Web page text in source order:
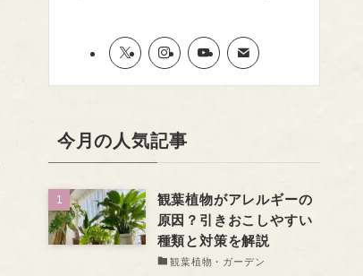
今月の人気記事
観葉植物がアレルギーの
原因？引きおこしやすい
種類と対策を解説
観葉植物・ガーデン